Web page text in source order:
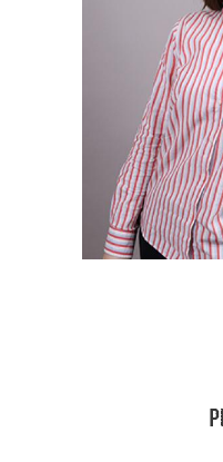
Технологии в дизайне
Стили в дизайне